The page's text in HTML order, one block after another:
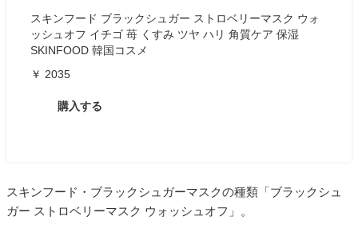
スキンフード ブラックシュガー ストロベリーマスク ウォ
ッシュオフ イチゴ 苺 くすみ ツヤ ハリ 角質ケア 保湿
SKINFOOD 韓国コスメ
￥ 2035
購入する
スキンフード・ブラックシュガーマスクの種類「ブラックシュ
ガー ストロベリーマスク ウォッシュオフ」。